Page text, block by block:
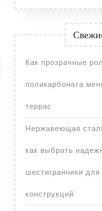
Как прозрачные
поликарбоната
террас
Нержавеющая
как выбрать
шестигранники
конструкций